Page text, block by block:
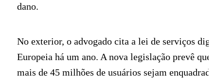
dano.
No exterior, o advogado cita a lei de serviços
Europeia há um ano. A nova legislação prevê que
mais de 45 milhões de usuários sejam